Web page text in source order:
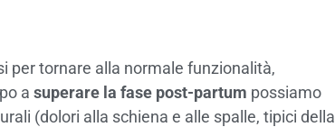
per tornare alla normale funzionalità,
a superare la fase post-partum possiamo
(dolori alla schiena e alle spalle, tipici della